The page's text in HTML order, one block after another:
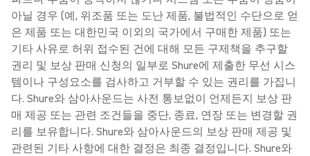
아닐 경우 (예, 위조품 또는 도난 제품, 불법적인 수단으로 얻
은 제품 또는 대한민국 이외의 국가에서 구매한 제품) 또는
기타 사유로 허위 접수된 건에 대해 모든 구제책을 추구할
권리 및 보상 판매 신청의 일부로 Shure에 제출한 무선 시스
템이나 구성요소를 검사하고 거부할 수 있는 권리를 가집니
다. Shure와 삼아사운드는 사전 통보없이 언제든지 보상 판
매 제공 또는 관련 조건들을 중단, 종료, 연장 또는 변경할 권
리를 보유합니다. Shure와 삼아사운드의 보상 판매 제공 및
관련된 기타 사항에 대한 결정은 최종 결정입니다. Shure와